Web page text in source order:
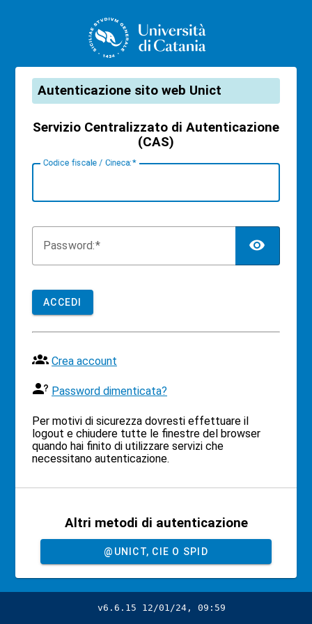
CAS
Autenticazione sito web Unict
Servizio Centralizzato di Autenticazione
(CAS)
Codice fiscale / Cineca:
Password:
ACCEDI
Crea account
Password dimenticata?
Per motivi di sicurezza dovresti effettuare il
logout e chiudere tutte le finestre del browser
quando hai finito di utilizzare servizi che
necessitano autenticazione.
Altri metodi di autenticazione
@UNICT, CIE O SPID
v6.6.15 12/01/24, 09:59